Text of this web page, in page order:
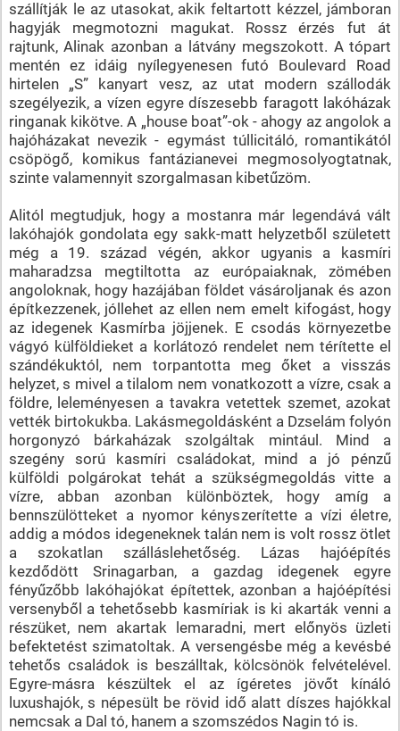
szállítják le az utasokat, akik feltartott kézzel, jámboran
hagyják megmotozni magukat. Rossz érzés fut át
rajtunk, Alinak azonban a látvány megszokott. A tópart
mentén ez idáig nyílegyenesen futó Boulevard Road
hirtelen „S” kanyart vesz, az utat modern szállodák
szegélyezik, a vízen egyre díszesebb faragott lakóházak
ringanak kikötve. A „house boat”-ok - ahogy az angolok a
hajóházakat nevezik - egymást túllicitáló, romantikától
csöpögő, komikus fantázianevei megmosolyogtatnak,
szinte valamennyit szorgalmasan kibetűzöm.
Alitól megtudjuk, hogy a mostanra már legendává vált
lakóhajók gondolata egy sakk-matt helyzetből született
még a 19. század végén, akkor ugyanis a kasmíri
maharadzsa megtiltotta az európaiaknak, zömében
angoloknak, hogy hazájában földet vásároljanak és azon
építkezzenek, jóllehet az ellen nem emelt kifogást, hogy
az idegenek Kasmírba jöjjenek. E csodás környezetbe
vágyó külföldieket a korlátozó rendelet nem térítette el
szándékuktól, nem torpantotta meg őket a visszás
helyzet, s mivel a tilalom nem vonatkozott a vízre, csak a
földre, leleményesen a tavakra vetettek szemet, azokat
vették birtokukba. Lakásmegoldásként a Dzselám folyón
horgonyzó bárkaházak szolgáltak mintául. Mind a
szegény sorú kasmíri családokat, mind a jó pénzű
külföldi polgárokat tehát a szükségmegoldás vitte a
vízre, abban azonban különböztek, hogy amíg a
bennszülötteket a nyomor kényszerítette a vízi életre,
addig a módos idegeneknek talán nem is volt rossz ötlet
a szokatlan szálláslehetőség. Lázas hajóépítés
kezdődött Srinagarban, a gazdag idegenek egyre
fényűzőbb lakóhajókat építettek, azonban a hajóépítési
versenyből a tehetősebb kasmíriak is ki akarták venni a
részüket, nem akartak lemaradni, mert előnyös üzleti
befektetést szimatoltak. A versengésbe még a kevésbé
tehetős családok is beszálltak, kölcsönök felvételével.
Egyre-másra készültek el az ígéretes jövőt kínáló
luxushajók, s népesült be rövid idő alatt díszes hajókkal
nemcsak a Dal tó, hanem a szomszédos Nagin tó is.